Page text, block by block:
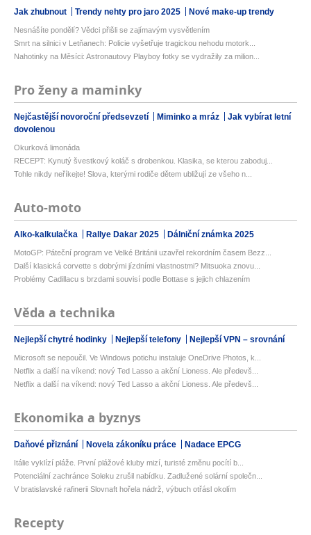
Jak zhubnout Trendy nehty pro jaro 2025 Nové make-up trendy
Nesnášíte pondělí? Vědci přišli se zajímavým vysvětlením
Smrt na silnici v Letňanech: Policie vyšetřuje tragickou nehodu motork...
Nahotinky na Měsíci: Astronautovy Playboy fotky se vydražily za milion...
Pro ženy a maminky
Nejčastější novoroční předsevzetí Miminko a mráz
Jak vybírat letní
dovolenou
Okurková limonáda
RECEPT: Kynutý švestkový koláč s drobenkou. Klasika, se kterou zaboduj...
Tohle nikdy neříkejte! Slova, kterými rodiče dětem ubližují ze všeho n...
Auto-moto
Alko-kalkulačka Rallye Dakar 2025 Dálniční známka 2025
MotoGP: Páteční program ve Velké Británii uzavřel rekordním časem Bezz...
Další klasická corvette s dobrými jízdními vlastnostmi? Mitsuoka znovu...
Problémy Cadillacu s brzdami souvisí podle Bottase s jejich chlazením
Věda a technika
Nejlepší chytré hodinky Nejlepší telefony Nejlepší VPN – srovnání
Microsoft se nepoučil. Ve Windows potichu instaluje OneDrive Photos, k...
Netflix a další na víkend: nový Ted Lasso a akční Lioness. Ale předevš...
Netflix a další na víkend: nový Ted Lasso a akční Lioness. Ale předevš...
Ekonomika a byznys
Daňové přiznání Novela zákoníku práce Nadace EPCG
Itálie vyklízí pláže. První plážové kluby mizí, turisté změnu pocítí b...
Potenciální zachránce Soleku zrušil nabídku. Zadlužené solární společn...
V bratislavské rafinerii Slovnaft hořela nádrž, výbuch otřásl okolím
Recepty